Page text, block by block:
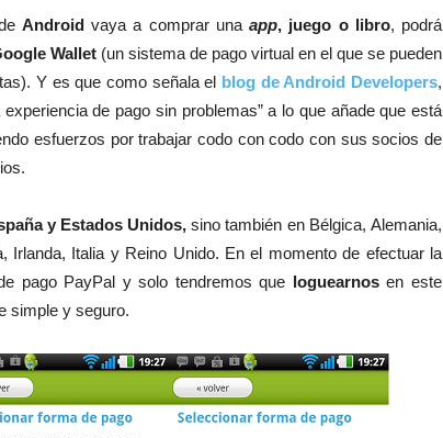
Androidvaya a comprar unaapp, juego o libro, podrá
Wallet (un sistema de pago virtual en el que se pueden
Y es que como señala el blog de Android Developers,
de pago sin problemas” a lo que añade que está
esfuerzos por trabajar codo con codo con sus socios de
y Estados Unidos, sino también en Bélgica, Alemania,
Irlanda, Italia y Reino Unido. En el momento de efectuar la
pago PayPal y solo tendremos que loguearnosen este
simple y seguro.